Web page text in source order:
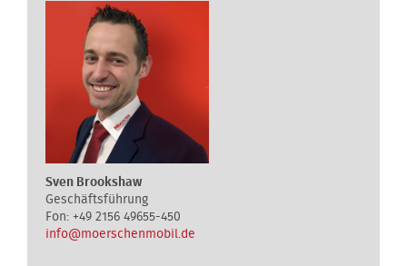
Sven Brookshaw
Geschäftsführung
+49 2156 49655-450
info@moerschenmobil.de